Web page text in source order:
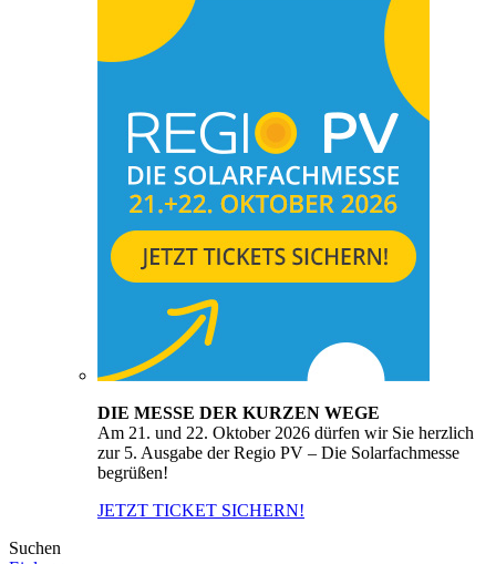
DIE MESSE DER KURZEN WEGE
Am 21. und 22. Oktober 2026 dürfen wir Sie herzlich
zur 5. Ausgabe der Regio PV – Die Solarfachmesse
begrüßen!
JETZT TICKET SICHERN!
Suchen